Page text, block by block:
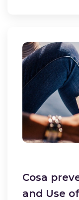
Cosa
and Use